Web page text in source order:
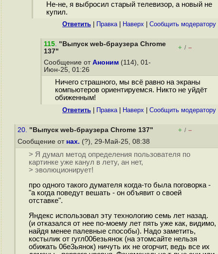
Не-не, я выбросил старый телевизор, а новый не
купил.
Ответить Правка| Наверх Cообщить модератору
115. "Выпуск web-браузера Chrome
137"
+ / –
Сообщение от Аноним (114), 01-
Июн-25, 01:26
Ничего страшного, мы всё равно на экраны
компьютеров ориентируемся. Никто не уйдёт
обиженным!
Ответить Правка| Наверх Cообщить модератору
20. "Выпуск web-браузера Chrome 137" + / –
Сообщение от нах. (?), 29-Май-25, 08:38
> Я думал метод определения пользователя по
картинке уже канул в лету, ан нет,
> эволюционирует!
про одного такого думателя когда-то была поговорка -
"а когда поведут вешать - он объявит о своей
отставке".
Яндекс использовал эту технологию семь лет назад.
(и отказался от нее по-моему лет пять уже как, видимо,
найдя менее палевные способы). Надо заметить,
костылик от гугл006езьянок (на этомcaйте нельзя
обижать 06e3ьянок) ничуть их не огорчит, ведь все их